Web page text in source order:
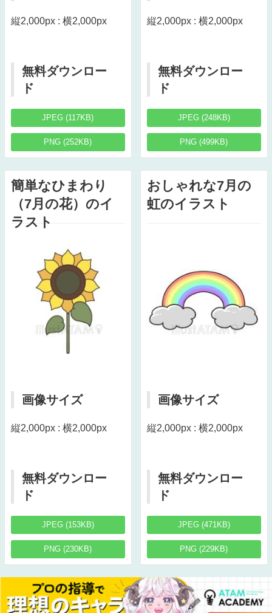
縦2,000px : 横2,000px
無料ダウンロー
ド
JPEG (117KB)
PNG (252KB)
縦2,000px : 横2,000px
無料ダウンロー
ド
JPEG (248KB)
PNG (499KB)
簡単なひまわり
（7月の花）のイ
ラスト
画像サイズ
縦2,000px : 横2,000px
無料ダウンロー
ド
JPEG (153KB)
PNG (230KB)
おしゃれな7月の
虹のイラスト
画像サイズ
縦2,000px : 横2,000px
無料ダウンロー
ド
JPEG (471KB)
PNG (229KB)